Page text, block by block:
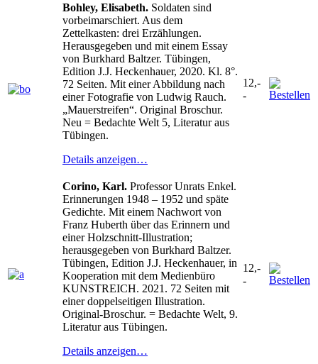
Bohley, Elisabeth. Soldaten sind
vorbeimarschiert. Aus dem
Zettelkasten: drei Erzählungen.
Herausgegeben und mit einem Essay
von Burkhard Baltzer. Tübingen,
Edition J.J. Heckenhauer, 2020. Kl. 8°.
72 Seiten. Mit einer Abbildung nach
einer Fotografie von Ludwig Rauch.
„Mauerstreifen“. Original Broschur.
Neu = Bedachte Welt 5, Literatur aus
Tübingen.
Details anzeigen…
12,-
-
Corino, Karl. Professor Unrats Enkel.
Erinnerungen 1948 – 1952 und späte
Gedichte. Mit einem Nachwort von
Franz Huberth über das Erinnern und
einer Holzschnitt-Illustration;
herausgegeben von Burkhard Baltzer.
Tübingen, Edition J.J. Heckenhauer, in
Kooperation mit dem Medienbüro
KUNSTREICH. 2021. 72 Seiten mit
einer doppelseitigen Illustration.
Original-Broschur. = Bedachte Welt, 9.
Literatur aus Tübingen.
Details anzeigen…
12,-
-